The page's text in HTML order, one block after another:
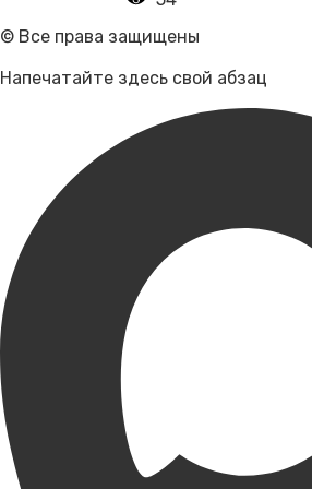
© Все права защищены
Напечатайте здесь свой абзац